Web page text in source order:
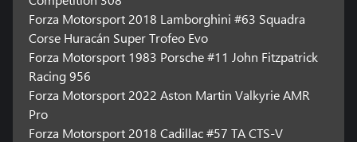
Forza Motorsport 2018 Lamborghini #63 Squadra
Corse Huracán Super Trofeo Evo
Forza Motorsport 1983 Porsche #11 John Fitzpatrick
Racing 956
Forza Motorsport 2022 Aston Martin Valkyrie AMR
Pro
Forza Motorsport 2018 Cadillac #57 TA CTS-V